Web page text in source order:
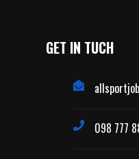
GET IN TUCH
098 777